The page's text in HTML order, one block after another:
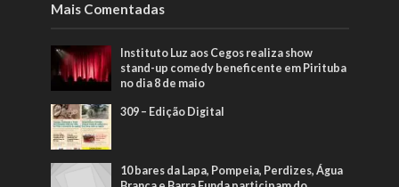
Mais Comentadas
Instituto Luz aos Cegos realiza show
stand-up comedy beneficente em Pirituba
no dia 8 de maio
309 – Edição Digital
10 bares da Lapa, Pompeia, Perdizes, Água